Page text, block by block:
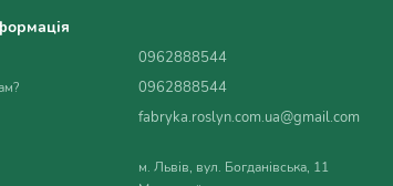
декоративну форму, що додає вашому саду
доріжок або в контейнерах на терасах.
вітрів. Вони також потребують ґрунту, який
0962888544
0962888544
fabryka.roslyn.com.ua@gmail.com
м. Львів, вул. Богданівська, 11